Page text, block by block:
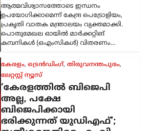
ന്യൂസ് ഡെസ്ക്
ഓഗസ്റ്റ്‌ 8, 2026
കേരളത്തിൽ ബിജെപി
അധികാരത്തിലില്ലെങ്കിലും വി.ഡി.
സതീശന്റെ നേതൃത്വത്തിലുള്ള യുഡിഎഫ്
സർക്കാർ ബിജെപിയുടെ രാഷ്ട്രീയ
അജണ്ടകൾ നടപ്പാക്കുകയാണെന്ന്
സിപിഐഎം സംസ്ഥാന സെക്രട്ടറി
എം.വി. ഗോവിന്ദൻ മാസ്റ്റർ ആരോപിച്ചു.
നരേന്ദ്ര…
ട്രെൻഡിംഗ് ,ദേശീയം,രാഷ്ട്രീയം
പ്രധാനമന്ത്രിക്ക്